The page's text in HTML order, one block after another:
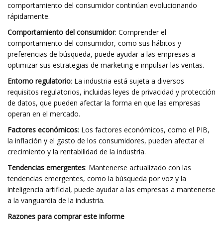
comportamiento del consumidor continúan evolucionando
rápidamente.
Comportamiento del consumidor: Comprender el
comportamiento del consumidor, como sus hábitos y
preferencias de búsqueda, puede ayudar a las empresas a
optimizar sus estrategias de marketing e impulsar las ventas.
Entorno regulatorio: La industria está sujeta a diversos
requisitos regulatorios, incluidas leyes de privacidad y protección
de datos, que pueden afectar la forma en que las empresas
operan en el mercado.
Factores económicos: Los factores económicos, como el PIB,
la inflación y el gasto de los consumidores, pueden afectar el
crecimiento y la rentabilidad de la industria.
Tendencias emergentes: Mantenerse actualizado con las
tendencias emergentes, como la búsqueda por voz y la
inteligencia artificial, puede ayudar a las empresas a mantenerse
a la vanguardia de la industria.
Razones para comprar este informe